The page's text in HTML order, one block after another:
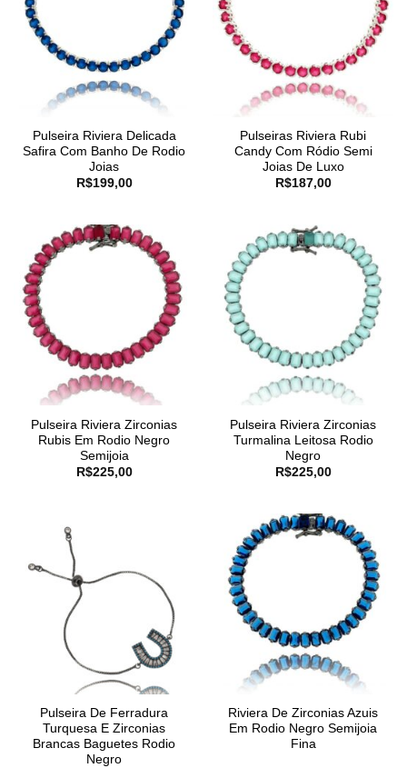
Pulseira Riviera Delicada
Safira Com Banho De Rodio
Joias
R$199,00
Pulseiras Riviera Rubi
Candy Com Ródio Semi
Joias De Luxo
R$187,00
Pulseira Riviera Zirconias
Rubis Em Rodio Negro
Semijoia
R$225,00
Pulseira Riviera Zirconias
Turmalina Leitosa Rodio
Negro
R$225,00
Pulseira De Ferradura
Turquesa E Zirconias
Brancas Baguetes Rodio
Negro
Riviera De Zirconias Azuis
Em Rodio Negro Semijoia
Fina